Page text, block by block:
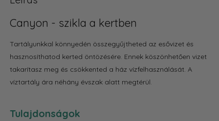
Canyon - szikla a kertben
Tartályunkkal könnyedén összegyűjtheted az esővizet és
hasznosíthatod kerted öntözésére. Ennek köszönhetően vizet
takarítasz meg és csökkented a ház vízfelhasználását. A
víztartály ára néhány évszak alatt megtérül.
Tulajdonságok